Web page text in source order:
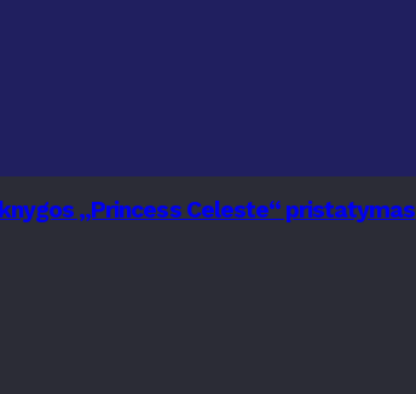
„Princess Celeste“ pristatymas